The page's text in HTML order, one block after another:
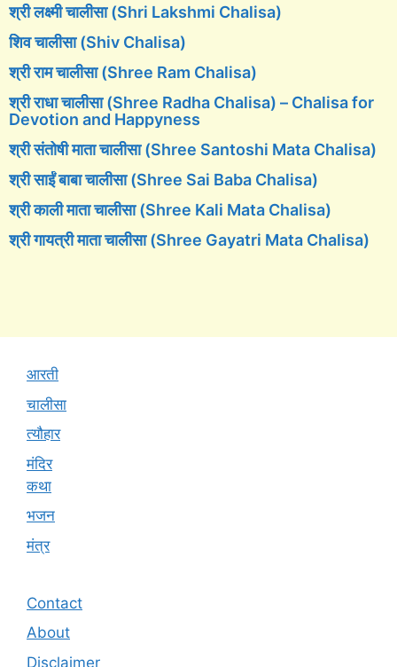
श्री लक्ष्मी चालीसा (Shri Lakshmi Chalisa)
शिव चालीसा (Shiv Chalisa)
श्री राम चालीसा (Shree Ram Chalisa)
श्री राधा चालीसा (Shree Radha Chalisa) – Chalisa for
Devotion and Happyness
श्री संतोषी माता चालीसा (Shree Santoshi Mata Chalisa)
श्री साईं बाबा चालीसा (Shree Sai Baba Chalisa)
श्री काली माता चालीसा (Shree Kali Mata Chalisa)
श्री गायत्री माता चालीसा (Shree Gayatri Mata Chalisa)
आरती
चालीसा
त्यौहार
मंदिर
कथा
भजन
मंत्र
Contact
About
Disclaimer